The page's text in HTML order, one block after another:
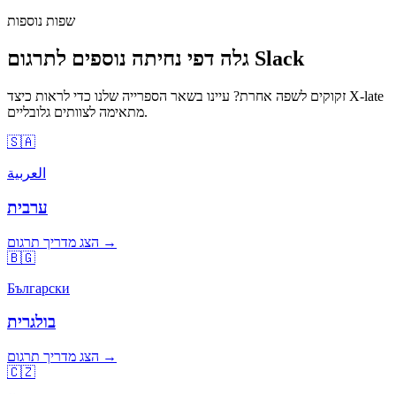
שפות נוספות
גלה דפי נחיתה נוספים לתרגום Slack
זקוקים לשפה אחרת? עיינו בשאר הספרייה שלנו כדי לראות כיצד X-late
מתאימה לצוותים גלובליים.
🇸🇦
العربية
ערבית
הצג מדריך תרגום →
🇧🇬
Български
בולגרית
הצג מדריך תרגום →
🇨🇿